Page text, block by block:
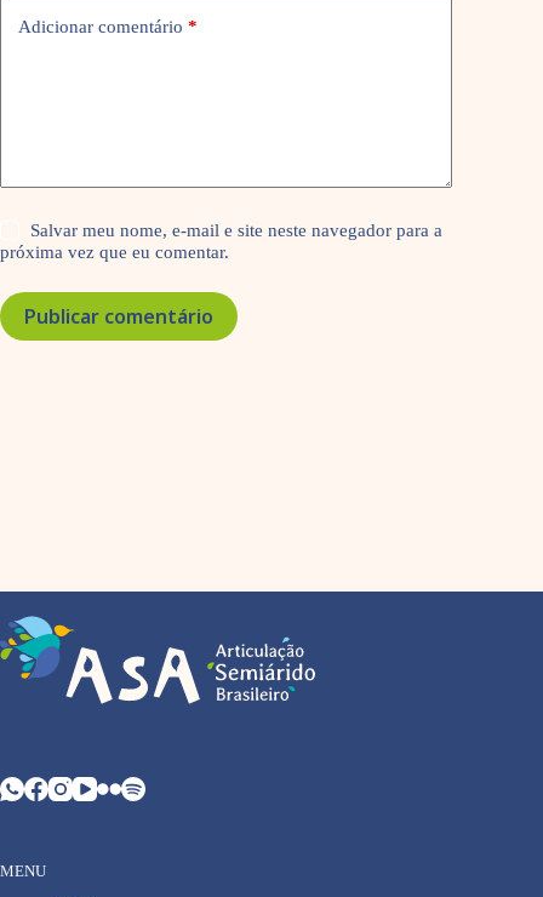
Adicionar comentário *
Salvar meu nome, e-mail e site neste navegador para a
próxima vez que eu comentar.
Publicar comentário
MENU